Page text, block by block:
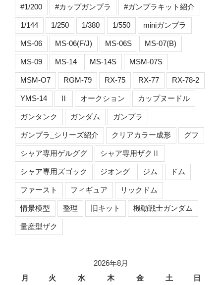
#1/200 #カップガンプラ #ガンプラキット紹介
1/144 1/250 1/380 1/550 miniガンプラ
MS-06 MS-06(F/J) MS-06S MS-07(B)
MS-09 MS-14 MS-14S MSM-07S
MSM-O7 RGM-79 RX-75 RX-77 RX-78-2
YMS-14 Ⅱ オークション カップヌードル
ガンタンク ガンダム ガンプラ
ガンプラ_シリーズ紹介 クリアカラー成形 グフ
シャア専用ゲルググ シャア専用ザクⅡ
シャア専用ズゴック ジオング ジム ドム
ファースト フィギュア リックドム
情景模型 整理 旧キット 機動戦士ガンダム
量産型ザク
2026年8月
月
火 水 木 金 土 日